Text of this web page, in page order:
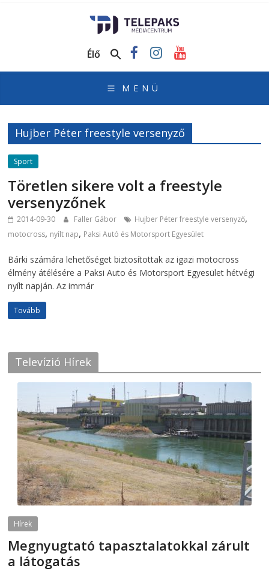
Médiacentrum
honlapja
Élő
Hujber Péter freestyle versenyző
Sport
Töretlen sikere volt a freestyle
versenyzőnek
2014-09-30 Faller Gábor Hujber Péter freestyle versenyző,
motocross, nyílt nap, Paksi Autó és Motorsport Egyesület
Bárki számára lehetőséget biztosítottak az igazi motocross
élmény átélésére a Paksi Auto és Motorsport Egyesület hétvégi
nyílt napján. Az immár
Tovább
Televízió Hírek
Hírek
Megnyugtató tapasztalatokkal zárult
a látogatás